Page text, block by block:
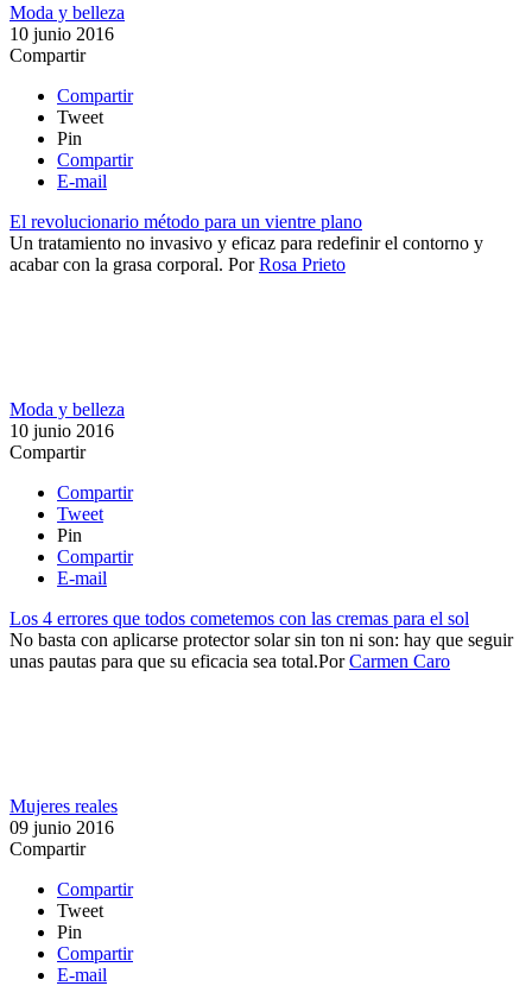
Moda y belleza
10 junio 2016
Compartir
Compartir
Tweet
Pin
Compartir
E-mail
El revolucionario método para un vientre plano
Un tratamiento no invasivo y eficaz para redefinir el contorno y
acabar con la grasa corporal​. PorRosa Prieto
Moda y belleza
10 junio 2016
Compartir
Compartir
Tweet
Pin
Compartir
E-mail
Los 4 errores que todos cometemos con las cremas para el sol
No basta con aplicarse protector solar​ sin ton ni son: hay que seguir
unas pautas para que su eficacia sea total.​PorCarmen Caro
Mujeres reales
09 junio 2016
Compartir
Compartir
Tweet
Pin
Compartir
E-mail